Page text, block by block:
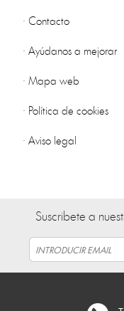
· Contacto
· Ayúdanos a mejorar
· Mapa web
· Política de cookies
· Aviso legal
Suscribete a